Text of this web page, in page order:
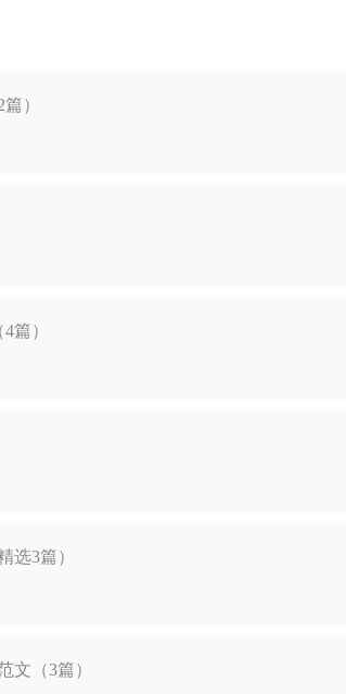
）
篇）
选3篇）
文（3篇）